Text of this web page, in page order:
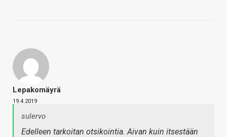
Lepakomäyrä
19.4.2019
sulervo
Edelleen tarkoitan otsikointia. Aivan kuin itsestään